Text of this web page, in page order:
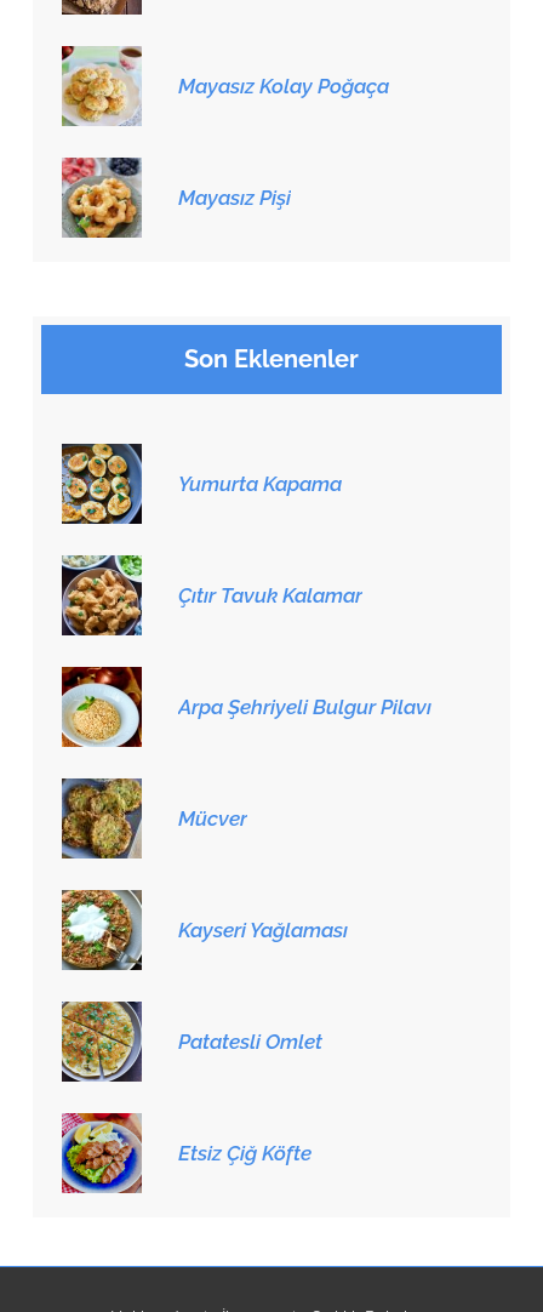
Mayasız Kolay Poğaça
Mayasız Pişi
Son Eklenenler
Yumurta Kapama
Çıtır Tavuk Kalamar
Arpa Şehriyeli Bulgur Pilavı
Mücver
Kayseri Yağlaması
Patatesli Omlet
Etsiz Çiğ Köfte